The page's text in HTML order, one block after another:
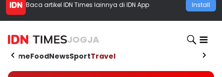
Baca artikel IDN Times lainnya di IDN App Install
JOGJA
HomeFoodNewsSportTravel